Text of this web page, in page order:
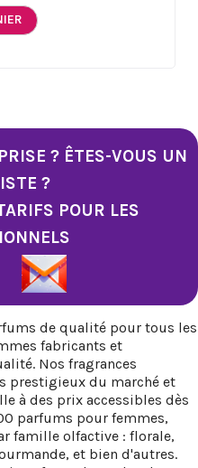
? ÊTES-VOUS UN
?
POUR LES
de qualité pour tous les
fabricants et
Nos fragrances
prestigieux du marché et
à des prix accessibles dès
parfums pour femmes,
famille olfactive : florale,
et bien d'autres.